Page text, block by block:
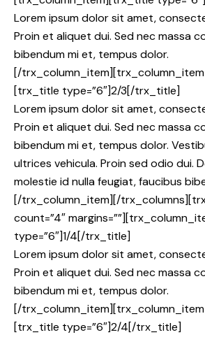
Lorem ipsum dolor sit amet,
Proin et aliquet dui. Sed nec massa
bibendum mi et, tempus dolor.
[/trx_column_item][trx_column_item
[trx_title type=”6″]2/3[/trx_title]
Lorem ipsum dolor sit amet,
Proin et aliquet dui. Sed nec massa
bibendum mi et, tempus dolor.
ultrices vehicula. Proin sed odio dui.
molestie id nulla feugiat, faucibus
[/trx_column_item][/
count=”4″
type=”6″]1/4[/trx_title]
Lorem ipsum dolor sit amet,
Proin et aliquet dui. Sed nec massa
bibendum mi et, tempus dolor.
[/trx_column_item][trx_column_item
[trx_title type=”6″]2/4[/trx_title]